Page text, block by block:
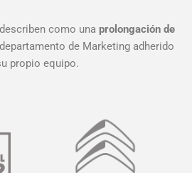
como una prolongación de
de Marketing adherido
propio equipo.